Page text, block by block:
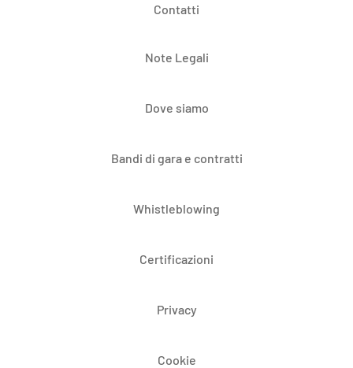
Contatti
Note Legali
Dove siamo
Bandi di gara e contratti
Whistleblowing
Certificazioni
Privacy
Cookie